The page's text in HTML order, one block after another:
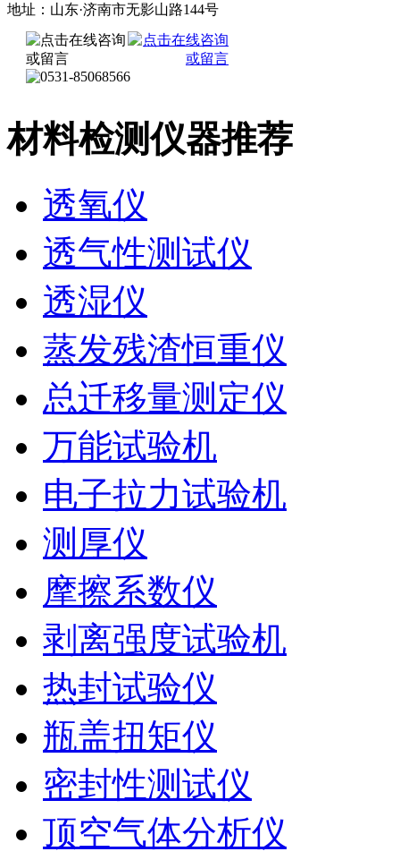
地址：山东·济南市无影山路144号
材料检测仪器推荐
透氧仪
透气性测试仪
透湿仪
蒸发残渣恒重仪
总迁移量测定仪
万能试验机
电子拉力试验机
测厚仪
摩擦系数仪
剥离强度试验机
热封试验仪
瓶盖扭矩仪
密封性测试仪
顶空气体分析仪